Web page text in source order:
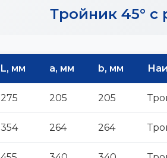
Тройник 45° с
L, мм а, мм b, мм
275 205 205
354 264 264